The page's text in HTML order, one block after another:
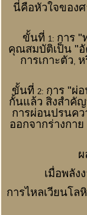
นี่คือหัวใจของ
ขั้นที่ 1: การ "
คุณสมบัติเป็น "
การเกาะตัว
ขั้นที่ 2: การ "ผ่
กั้นแล้ว สิ่งสำคัญ
การผ่อนปรนค
ออกจากร่างกา
เมื่อพลั
การไหลเวียนโล